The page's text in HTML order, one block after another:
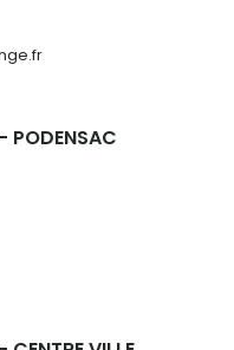
PODENSAC